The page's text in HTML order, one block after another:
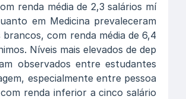
renda média de 2,3 salários mí
em Medicina prevaleceram
com renda média de 6,4
Níveis mais elevados de dep
observados entre estudantes
especialmente entre pessoa
renda inferior a cinco salário